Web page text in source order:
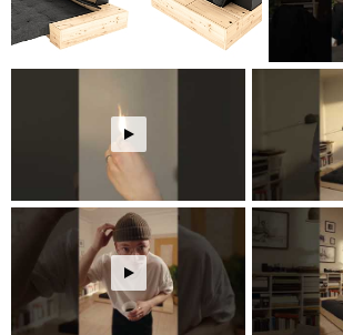
koselig og uformell ut.
MULTIFUNKSJONELT SAMLINGSPUNKT
Sovesofaen har flere
skråstilte ryggen er det romslig
eksempel sengetøy og puter. Sovesofaen
multifunksjonelle oppbevaringsbokser
behov og enten fungere som en integrert
lukket oppbevaringsrom for ting som skal
tillegg kan oppbevaringsboksene stå fritt i
ekstra bord.